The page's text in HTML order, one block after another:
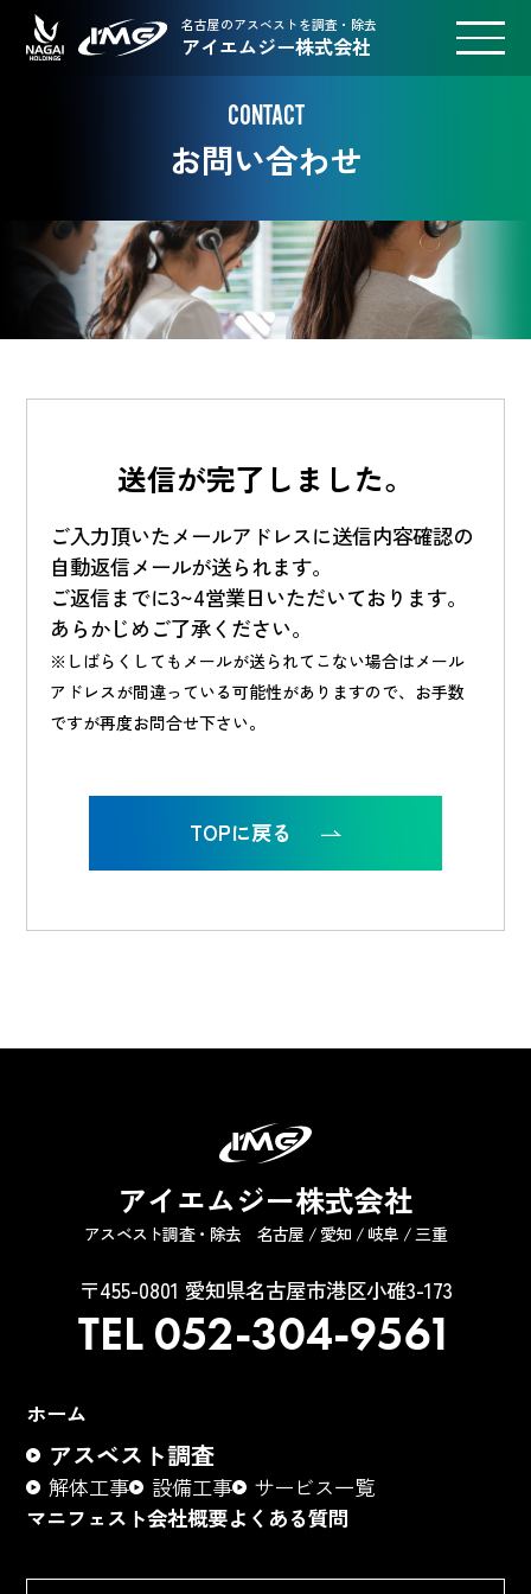
名古屋のアスベストを調査・除去
アイエムジー株式会社
CONTACT
お問い合わせ
送信が完了しました。
ご入力頂いたメールアドレスに送信内容確認の
自動返信メールが送られます。
ご返信までに3~4営業日いただいております。
あらかじめご了承ください。
※しばらくしてもメールが送られてこない場合はメール
アドレスが間違っている可能性がありますので、 お手数
ですが再度お問合せ下さい。
TOPに戻る
アイエムジー株式会社
アスベスト調査・除去 名古屋 / 愛知 / 岐阜 / 三重
〒455-0801 愛知県名古屋市港区小碓3-173
TEL 052-304-9561
ホーム
アスベスト調査
解体工事 設備工事
サービス一覧
マニフェスト会社概要よくある質問